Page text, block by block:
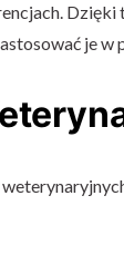
Dzięki
je w